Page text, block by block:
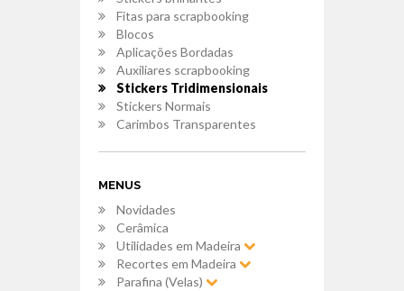
Fitas para scrapbooking
Blocos
Aplicações Bordadas
Auxiliares scrapbooking
Stickers Tridimensionais
Stickers Normais
Carimbos Transparentes
MENUS
Novidades
Cerâmica
Utilidades em Madeira
Recortes em Madeira
Parafina (Velas)